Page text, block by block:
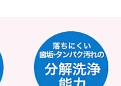
ーター
ルスの現状